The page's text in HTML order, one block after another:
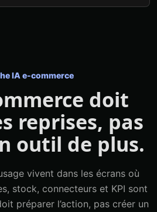
IA e-commerce
doit
reprises, pas
outil de plus.
vivent dans les écrans où
stock, connecteurs et KPI sont
préparer l’action, pas créer un